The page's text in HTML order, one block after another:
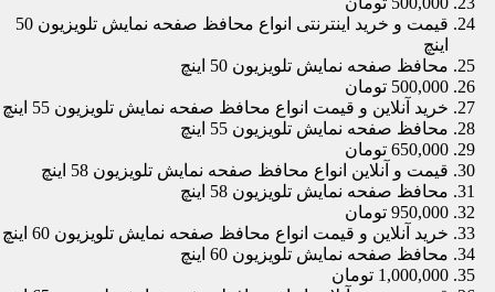
قیمت و خرید اینترنتی انواع محافظ صفحه نمایش تلویزیون 50
اینچ
محافظ صفحه نمایش تلویزیون 50 اینچ
500,000 تومان
خرید آنلاین و قیمت انواع محافظ صفحه نمایش تلویزیون 55 اینچ
محافظ صفحه نمایش تلویزیون 55 اینچ
650,000 تومان
قیمت و آنلاین انواع محافظ صفحه نمایش تلویزیون 58 اینچ
محافظ صفحه نمایش تلویزیون 58 اینچ
950,000 تومان
خرید آنلاین و قیمت انواع محافظ صفحه نمایش تلویزیون 60 اینچ
محافظ صفحه نمایش تلویزیون 60 اینچ
1,000,000 تومان